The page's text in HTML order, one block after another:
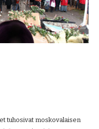
tuhosivat moskovalaisen